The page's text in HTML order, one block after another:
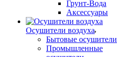
Грунт-Вода
Аксессуары
Осушители воздуха
Бытовые осушители
Промышленные